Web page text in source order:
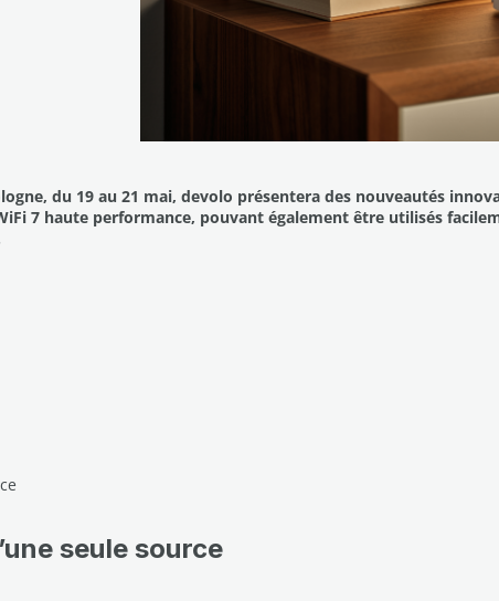
du 19 au 21 mai, devolo présentera des nouveautés
7 haute performance, pouvant également être utilisés
seule source